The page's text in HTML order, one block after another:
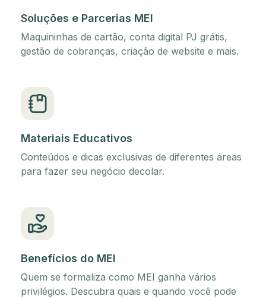
Soluções e Parcerias MEI
Maquininhas de cartão, conta digital PJ grátis,
gestão de cobranças, criação de website e mais.
Materiais Educativos
Conteúdos e dicas exclusivas de diferentes áreas
para fazer seu negócio decolar.
Benefícios do MEI
Quem se formaliza como MEI ganha vários
privilégios. Descubra quais e quando você pode